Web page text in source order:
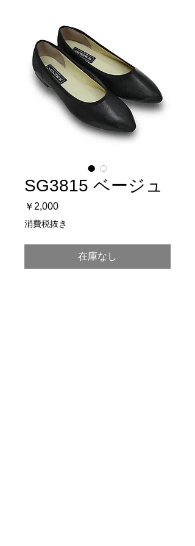
SG3815 ベージュ
￥2,000価
格
消費税抜き
在庫なし